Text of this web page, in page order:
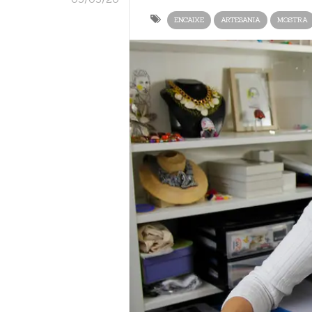
ENCAIXE ARTESANIA MOSTRA